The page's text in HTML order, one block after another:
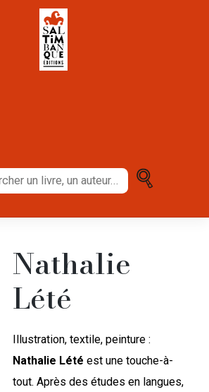
Nathalie
Lété
Illustration, textile, peinture :
Nathalie Lété est une touche-à-
tout. Après des études en langues,